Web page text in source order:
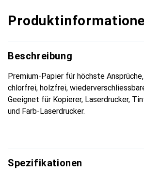
Beschreibung
Premium-Papier für höchste
chlorfrei, holzfrei,
Geeignet für Kopierer, Laserdrucker,
und Farb-Laserdrucker.
Spezifikationen